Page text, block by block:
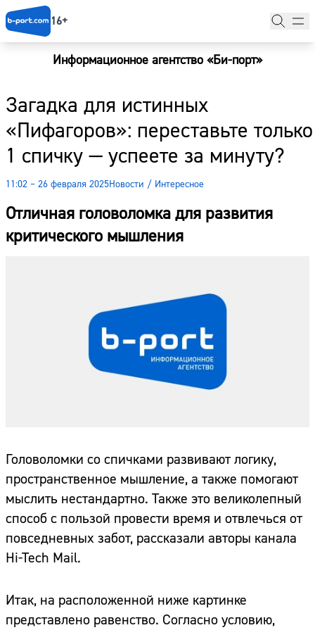
16+
Информационное агентство «Би-порт»
Загадка для истинных
«Пифагоров»: переставьте только
1 спичку — успеете за минуту?
11:02 – 26 февраля 2025Новости / Интересное
Отличная головоломка для развития
критического мышления
Головоломки со спичками развивают логику,
пространственное мышление, а также помогают
мыслить нестандартно. Также это великолепный
способ с пользой провести время и отвлечься от
повседневных забот, рассказали авторы канала
Hi-Tech Mail.
Итак, на расположенной ниже картинке
представлено равенство. Согласно условию,
Новости
Наши гости
Фоторепортажи
Погода
Курсы валют